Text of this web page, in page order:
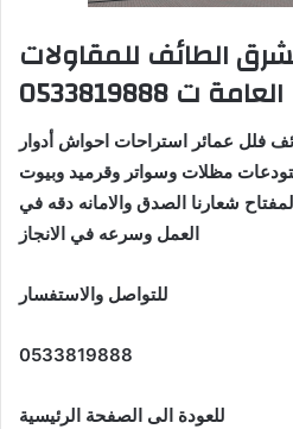
الطائف للمقاولات
العامة ت 0533819888
فلل عمائر استراحات احواش أدوار
مظلات وسواتر وقرميد وبيوت
شعارنا الصدق والامانه دقه في
العمل وسرعه في الانجاز
للتواصل والاستفسار
0533819888
للعودة الى الصفحة الرئيسية